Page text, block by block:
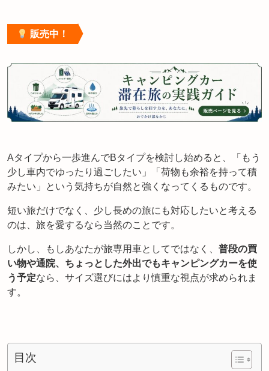
販売中！
Aタイプから一歩進んでBタイプを検討し始めると、「もう
少し車内でゆったり過ごしたい」「荷物も余裕を持って積
みたい」という気持ちが自然と強くなってくるものです。
短い旅だけでなく、少し長めの旅にも対応したいと考える
のは、旅を愛するなら当然のことです。
しかし、もしあなたが旅専用車としてではなく、 普段の買
い物や通院、ちょっとした外出でもキャンピングカーを使
う予定なら、サイズ選びにはより慎重な視点が求められま
す。
目次